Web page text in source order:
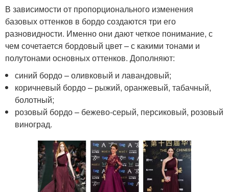
В зависимости от пропорционального изменения
базовых оттенков в бордо создаются три его
разновидности. Именно они дают четкое понимание, с
чем сочетается бордовый цвет – с какими тонами и
полутонами основных оттенков. Дополняют:
синий бордо – оливковый и лавандовый;
коричневый бордо – рыжий, оранжевый, табачный,
болотный;
розовый бордо – бежево-серый, персиковый, розовый
виноград.